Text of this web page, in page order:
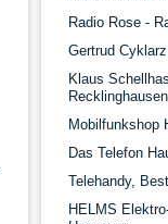
Radio Rose -
Gertrud
Klaus
Recklinghausen
Mobilfunkshop
Das Telefon
Telehandy,
HELMS